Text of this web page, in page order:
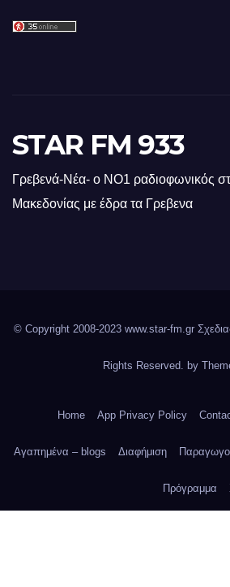
STAR FM 933
Γρεβενά-Νέα- ο ΝΟ1 ραδιοφωνικός
Μακεδονίας με έδρα τα Γρεβενα
© Copyright 2008-2023 www.star-fm.gr
Rights Reserved. by
Home App Privacy Policy
Αγαπημένα – blogs Διαφήμιση
Πρόγραμμα